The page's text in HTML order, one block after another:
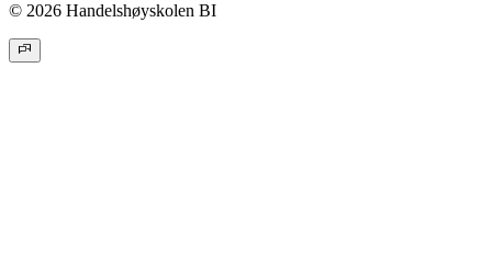
© 2026 Handelshøyskolen BI